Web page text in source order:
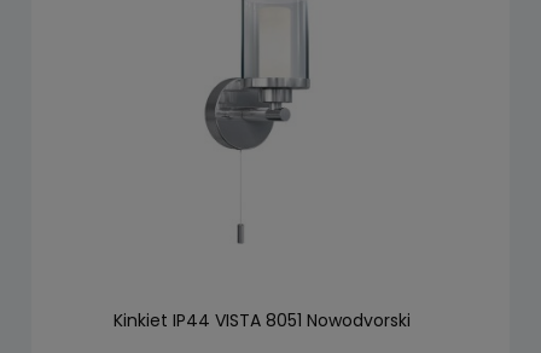
Kinkiet IP44 VISTA 8051 Nowodvorski